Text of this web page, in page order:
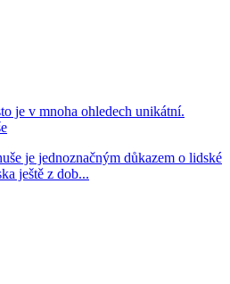
je v mnoha ohledech unikátní.
je jednoznačným důkazem o lidské
ještě z dob...